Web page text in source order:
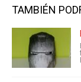
TAMBIÉN